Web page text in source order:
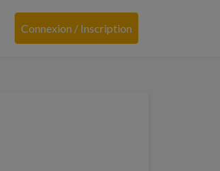
Connexion / Inscription